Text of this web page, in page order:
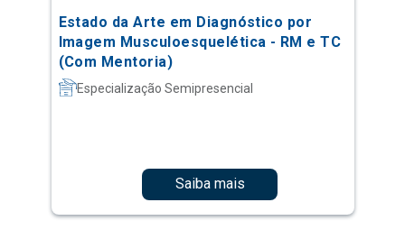
Estado da Arte em Diagnóstico por
Imagem Musculoesquelética - RM e TC
(Com Mentoria)
Especialização Semipresencial
Saiba mais